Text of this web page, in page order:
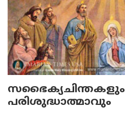
സഭൈക്യചിന്തകളും
പരിശുദ്ധാത്മാവും